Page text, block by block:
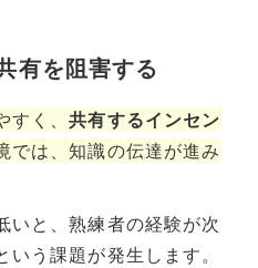
有を阻害する
すく、共有するインセン
では、知識の伝達が進み
いと、熟練者の経験が次
う課題が発生します。